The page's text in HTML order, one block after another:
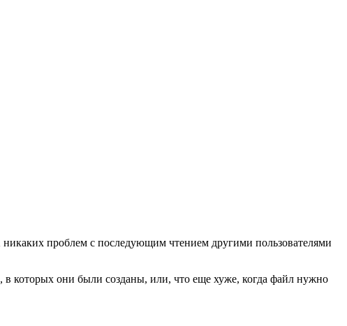
проблем с последующим чтением другими пользователями
которых они были созданы, или, что еще хуже, когда файл нужно